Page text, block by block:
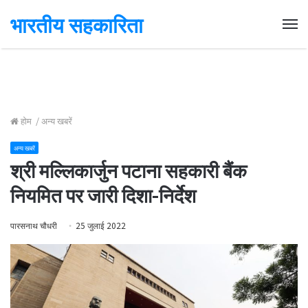
भारतीय सहकारिता
होम /अन्य खबरें
अन्य खबरें
श्री मल्लिकार्जुन पटाना सहकारी बैंक
नियमित पर जारी दिशा-निर्देश
पारसनाथ चौधरी 25 जुलाई 2022